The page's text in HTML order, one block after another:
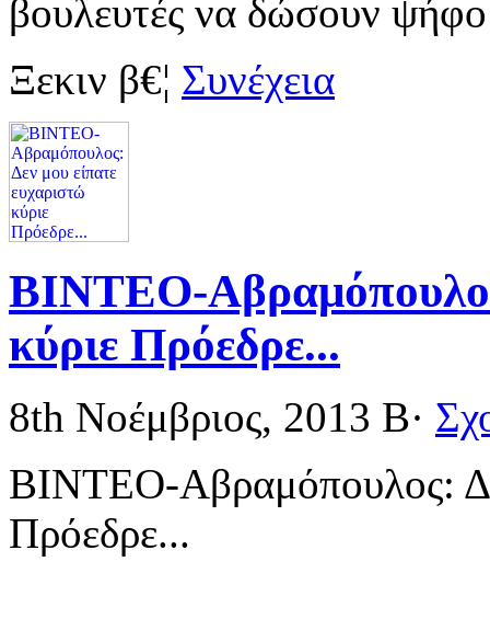
βουλευτές να δώσουν
Ξεκιν β€¦ Συνέχεια
ΒΙΝΤΕΟ-
κύριε Πρόεδρε...
8th Νοέμβριος, 2013 Β·
ΒΙΝΤΕΟ-Αβραμόπουλος:
Πρόεδρε...